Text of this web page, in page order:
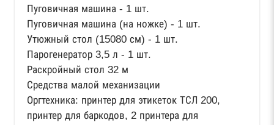
Пуговичная машина - 1 шт.
Пуговичная машина (на ножке) - 1 шт.
Утюжный стол (15080 см) - 1 шт.
Парогенератор 3,5 л - 1 шт.
Раскройный стол 32 м
Средства малой механизации
Оргтехника: принтер для этикеток ТСЛ 200,
принтер для баркодов, 2 принтера для